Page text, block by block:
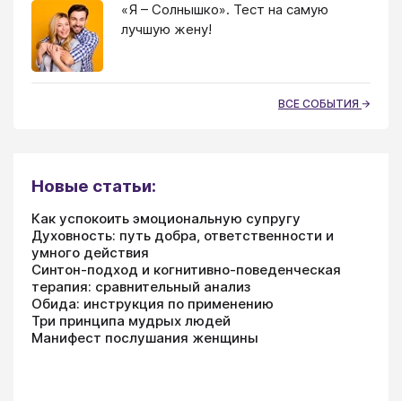
«Я – Солнышко». Тест на самую
лучшую жену!
ВСЕ СОБЫТИЯ
Новые статьи:
Как успокоить эмоциональную супругу
Духовность: путь добра, ответственности и
умного действия
Синтон-подход и когнитивно-поведенческая
терапия: сравнительный анализ
Обида: инструкция по применению
Три принципа мудрых людей
Манифест послушания женщины